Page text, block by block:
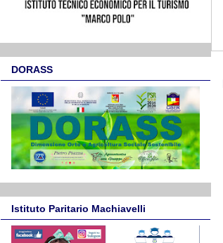
DORASS
Istituto Paritario Machiavelli